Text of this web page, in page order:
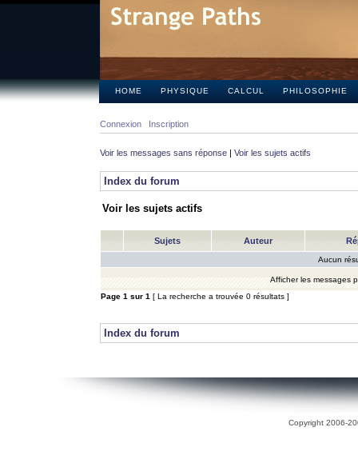
HOME PHYSIQUE CALCUL PHILOSOPHIE
Connexion Inscription
Voir les messages sans réponse | Voir les sujets actifs
Index du forum
Voir les sujets actifs
Sujets Auteur
Aucun
Afficher les messages
Page 1 sur 1 [ La recherche a trouvée 0 résultats ]
Index du forum
Copyright 2006-